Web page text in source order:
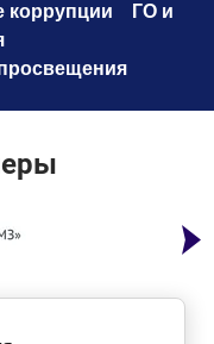
коррупции
ГО и